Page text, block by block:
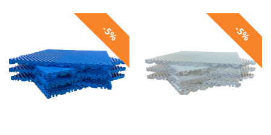
$ 4.980.$ 2.855.
$ 23.904.$
5% 5%